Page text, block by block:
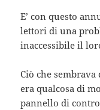
E’ con questo
lettori di una
inaccessibile il
Ciò che
era qualcosa di
pannello di